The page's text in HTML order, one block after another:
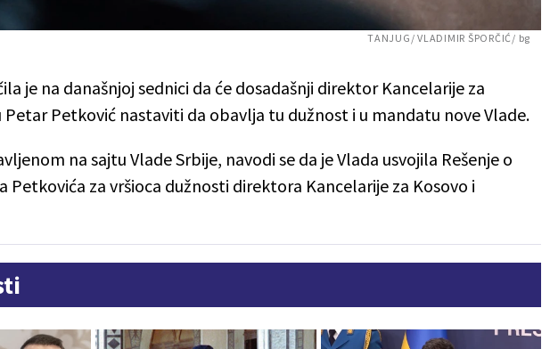
TANJUG/ VLADIMIR ŠPORČIĆ/ bg
je na današnjoj sednici da će dosadašnji direktor Kancelarije za
Petar Petković nastaviti da obavlja tu dužnost i u mandatu nove Vlade.
na sajtu Vlade Srbije, navodi se da je Vlada usvojila Rešenje o
Petkovića za vršioca dužnosti direktora Kancelarije za Kosovo i